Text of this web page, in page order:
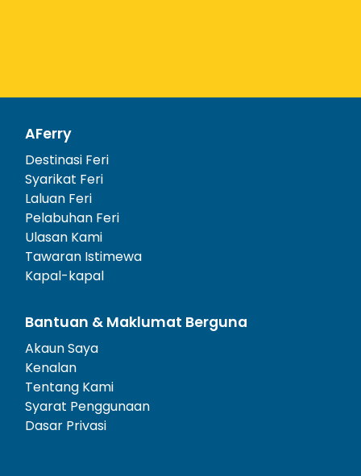
AFerry
Destinasi Feri
Syarikat Feri
Laluan Feri
Pelabuhan Feri
Ulasan Kami
Tawaran Istimewa
Kapal-kapal
Bantuan & Maklumat Berguna
Akaun Saya
Kenalan
Tentang Kami
Syarat Penggunaan
Dasar Privasi